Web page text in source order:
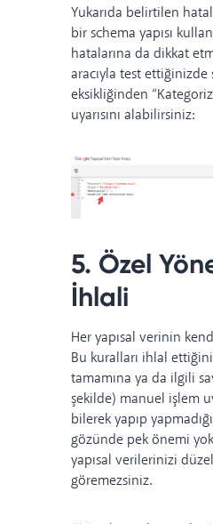
Yukarıda belirtilen
bir schema yapısı
hatalarına da dikkat
aracıyla test ettiğinizde
eksikliğinden
uyarısını alabilirsiniz:
5. Özel
İhlali
Her yapısal verinin
Bu kuralları ihlal
tamamına ya da ilgili
şekilde) manuel işlem
bilerek yapıp
gözünde pek önemi
yapısal verilerinizi
göremezsiniz.